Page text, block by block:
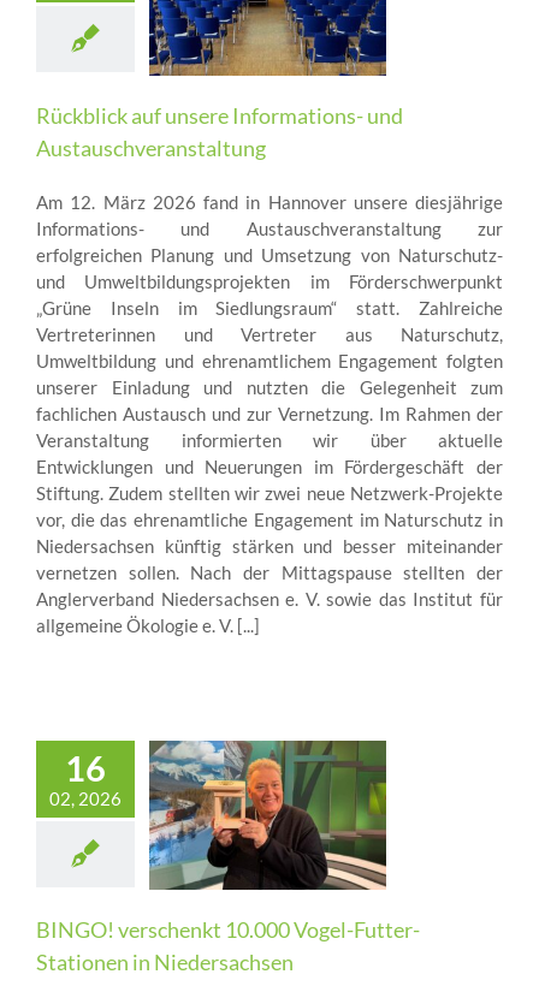
Rückblick auf unsere Informations- und
Austauschveranstaltung
Am 12. März 2026 fand in Hannover unsere diesjährige
Informations- und Austauschveranstaltung zur
erfolgreichen Planung und Umsetzung von Naturschutz-
und Umweltbildungsprojekten im Förderschwerpunkt
„Grüne Inseln im Siedlungsraum“ statt. Zahlreiche
Vertreterinnen und Vertreter aus Naturschutz,
Umweltbildung und ehrenamtlichem Engagement folgten
unserer Einladung und nutzten die Gelegenheit zum
fachlichen Austausch und zur Vernetzung. Im Rahmen der
Veranstaltung informierten wir über aktuelle
Entwicklungen und Neuerungen im Fördergeschäft der
Stiftung. Zudem stellten wir zwei neue Netzwerk-Projekte
vor, die das ehrenamtliche Engagement im Naturschutz in
Niedersachsen künftig stärken und besser miteinander
vernetzen sollen. Nach der Mittagspause stellten der
Anglerverband Niedersachsen e. V. sowie das Institut für
allgemeine Ökologie e. V. [...]
16
02, 2026
BINGO! verschenkt 10.000 Vogel-Futter-
Stationen in Niedersachsen